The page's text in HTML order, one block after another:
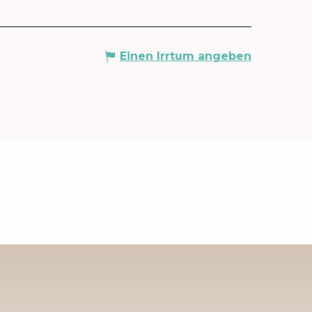
Einen Irrtum angeben